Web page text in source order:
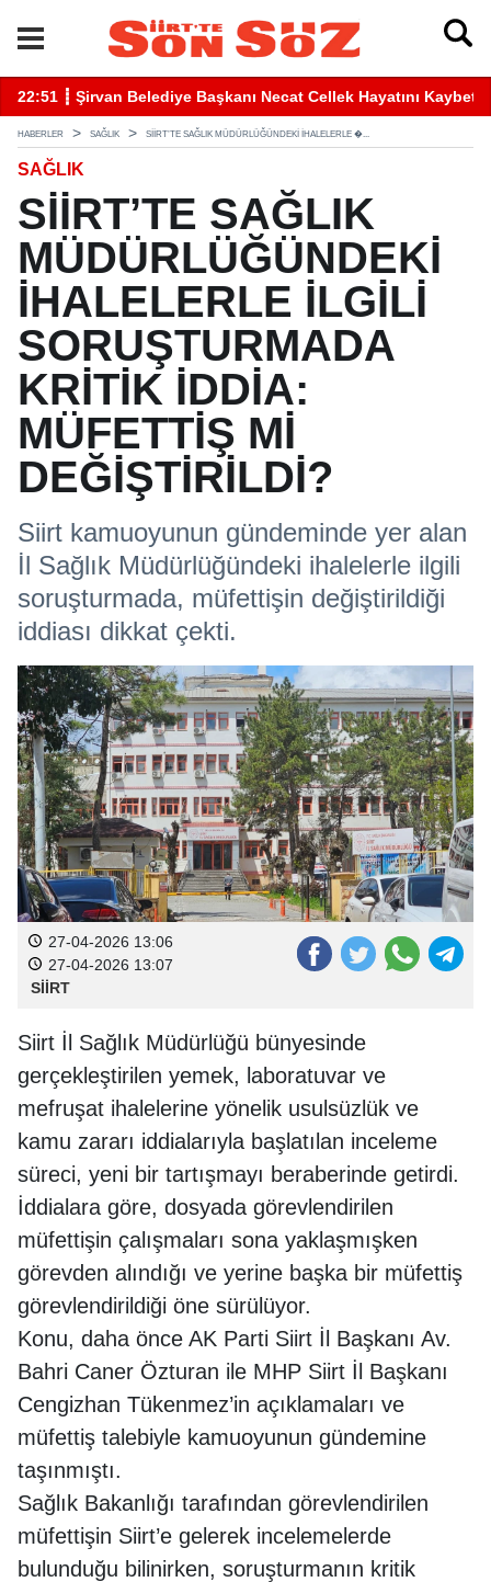
22:41 ┋ Siirt’te Baraj Sularının Yükselmesiyle Mahsur Kalan
HABERLER SAĞLIK SİİRT’TE SAĞLIK MÜDÜRLÜĞÜNDEKİ İHALELERLE �...
SAĞLIK
SİİRT’TE SAĞLIK
MÜDÜRLÜĞÜNDEKİ
İHALELERLE İLGİLİ
SORUŞTURMADA
KRİTİK İDDİA:
MÜFETTİŞ Mİ
DEĞİŞTİRİLDİ?
Siirt kamuoyunun gündeminde yer alan
İl Sağlık Müdürlüğündeki ihalelerle ilgili
soruşturmada, müfettişin değiştirildiği
iddiası dikkat çekti.
27-04-2026 13:06
27-04-2026 13:07
SİİRT
Siirt İl Sağlık Müdürlüğü bünyesinde
gerçekleştirilen yemek, laboratuvar ve
mefruşat ihalelerine yönelik usulsüzlük ve
kamu zararı iddialarıyla başlatılan inceleme
süreci, yeni bir tartışmayı beraberinde getirdi.
İddialara göre, dosyada görevlendirilen
müfettişin çalışmaları sona yaklaşmışken
görevden alındığı ve yerine başka bir müfettiş
görevlendirildiği öne sürülüyor.
Konu, daha önce AK Parti Siirt İl Başkanı Av.
Bahri Caner Özturan ile MHP Siirt İl Başkanı
Cengizhan Tükenmez’in açıklamaları ve
müfettiş talebiyle kamuoyunun gündemine
taşınmıştı.
Sağlık Bakanlığı tarafından görevlendirilen
müfettişin Siirt’e gelerek incelemelerde
bulunduğu bilinirken, soruşturmanın kritik